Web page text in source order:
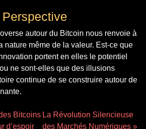
autour du Bitcoin nous renvoie à
nature même de la valeur. Est-ce que
portent en elles le potentiel
ne sont-elles que des illusions
continue de se construire autour de
Bitcoins
d’espoir
La Révolution Silencieuse
des Marchés Numériques »